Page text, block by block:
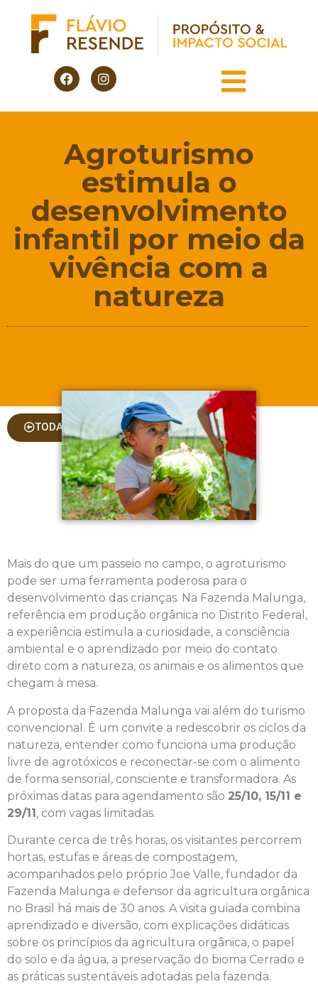
Agroturismo
estimula o
desenvolvimento
infantil por meio da
vivência com a
natureza
TODAS AS COLUNAS
Mais do que um passeio no campo, o agroturismo
pode ser uma ferramenta poderosa para o
desenvolvimento das crianças. Na Fazenda Malunga,
referência em produção orgânica no Distrito Federal,
a experiência estimula a curiosidade, a consciência
ambiental e o aprendizado por meio do contato
direto com a natureza, os animais e os alimentos que
chegam à mesa.
A proposta da Fazenda Malunga vai além do turismo
convencional. É um convite a redescobrir os ciclos da
natureza, entender como funciona uma produção
livre de agrotóxicos e reconectar-se com o alimento
de forma sensorial, consciente e transformadora. As
próximas datas para agendamento são 25/10, 15/11 e
29/11, com vagas limitadas.
Durante cerca de três horas, os visitantes percorrem
hortas, estufas e áreas de compostagem,
acompanhados pelo próprio Joe Valle, fundador da
Fazenda Malunga e defensor da agricultura orgânica
no Brasil há mais de 30 anos. A visita guiada combina
aprendizado e diversão, com explicações didáticas
sobre os princípios da agricultura orgânica, o papel
do solo e da água, a preservação do bioma Cerrado e
as práticas sustentáveis adotadas pela fazenda.